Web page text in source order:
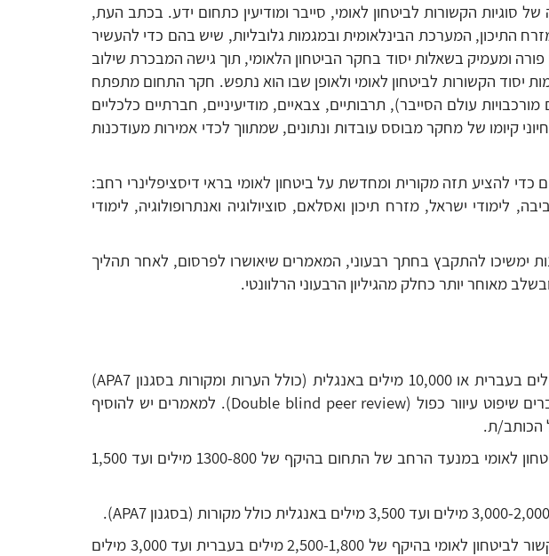
הקשורות לביטחון לאומי, סייבר ומודיעין כתחום ידע. בכתב העת,
המזרח התיכון, המערכת הבינלאומית ובמגמות גלובליות, שיש בהם כדי להעשיר
ומעמיק בשאלות יסוד בחקר הביטחון הלאומי, תוך גישה המבכרת שילוב
יסוד הקשורות לביטחון לאומי ולאופן שבו הוא נתפש. חקר התחום מתפתח
עולם הסייבר), תרבותיים, צבאיים, מודיעיניים, חברתיים כלכליים
קיומו של מחקר מבוסס עובדות ונתונים, שמתווך לכדי אמירות מעודכנות
להציע תזה מקורית ומחדשת על ביטחון לאומי בראי דיסציפלינרי רחב:
לימודי ישראל, מזרח תיכון ואסלאם, סוציולוגיה ואנתרופולוגיה, לימודי
ימשיכו להתקבץ בחתך רבעוני, המאמרים שיאושרו לפרסום, לאחר תהליך
(The Research Forum) - מאמרים אקדמיים בהיקף של עד 8,000 מילים בעברית או 10,000 מילים באנגלית (כולל הערות ומקורות בסגנון APA7)
בעלי אופי מחקרי ותיאורטי, במנעד רחב של נושאים הקשורים לביטחון לאומי. המאמרים עוברים שיפוט עיוור כפול (Double blind peer review). למאמרים יש להוסיף
(Book Reviews) - במדור זה יכללו סקירות ספרים בתחומי העניין של ביטחון לאומי במנעד הרחב של התחום בהיקף של 1300-800 מילים ועד 1,500
(Academic Survey) - סקירת ספרות מקצועית עדכנית בתחום ספציפי הקשור לביטחון לאומי בהיקף של 2,500-1,800 מילים בעברית ועד 3,000 מילים